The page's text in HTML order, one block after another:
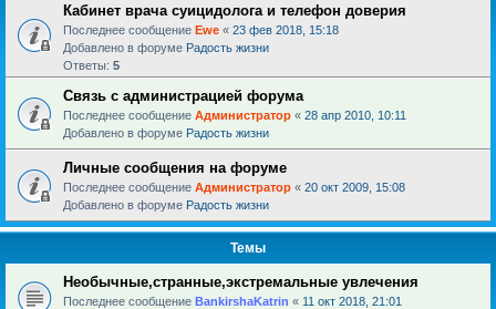
Кабинет врача суицидолога и телефон доверия
Последнее сообщение Ewe « 23 фев 2018, 15:18
Добавлено в форуме Радость жизни
Ответы: 5
Связь с администрацией форума
Последнее сообщение Администратор « 28 апр 2010, 10:11
Добавлено в форуме Радость жизни
Личные сообщения на форуме
Последнее сообщение Администратор « 20 окт 2009, 15:08
Добавлено в форуме Радость жизни
Темы
Необычные,странные,экстремальные увлечения
Последнее сообщение BankirshaKatrin « 11 окт 2018, 21:01